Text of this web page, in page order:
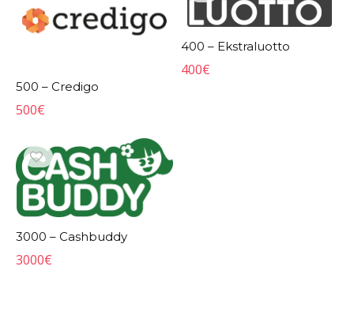
500 – Credigo
500€
400 – Ekstraluotto
400€
3000 – Cashbuddy
3000€